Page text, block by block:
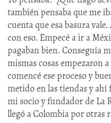
también pensaba que me
cuenta que esa basura
con eso. Empecé a ir a
pagaban bien. Conseguía
mismas cosas empezaron
comencé ese proceso y
metido en las tiendas y
mi socio y fundador de La
llegó a Colombia por otras